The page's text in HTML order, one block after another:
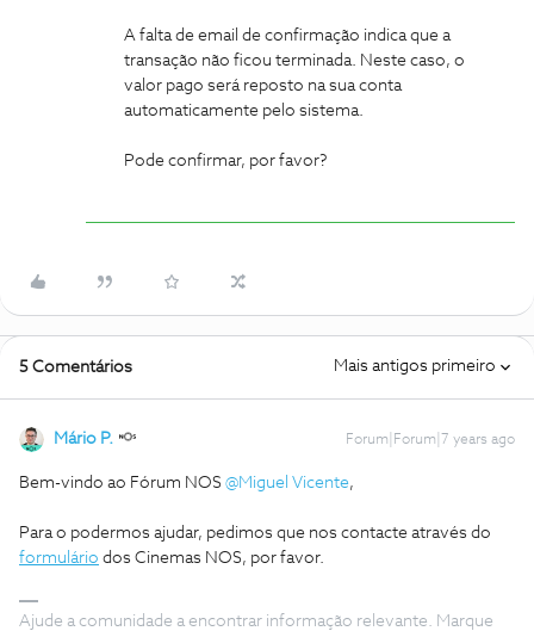
A falta de email de confirmação indica que a
transação não ficou terminada. Neste caso, o
valor pago será reposto na sua conta
automaticamente pelo sistema.
Pode confirmar, por favor?
5 Comentários Mais antigos primeiro
Mário P. Forum|Forum|7 years ago
Bem-vindo ao Fórum NOS @Miguel Vicente,
Para o podermos ajudar, pedimos que nos contacte através do
formulário dos Cinemas NOS, por favor.
Ajude a comunidade a encontrar informação relevante. Marque